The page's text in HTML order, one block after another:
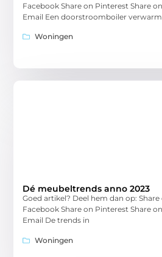
Facebook Share on Pinterest Share
Email Een doorstroomboiler
Woningen
Dé meubeltrends anno 2023
Goed artikel? Deel hem dan op:
Facebook Share on Pinterest Share
Email De trends in
Woningen